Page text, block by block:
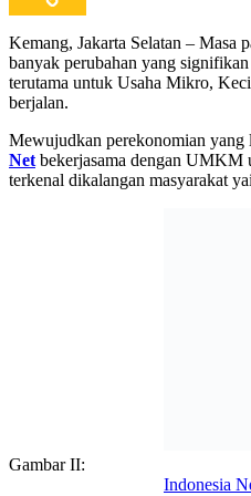
Kemang, Jakarta Selatan – Masa
banyak perubahan yang
terutama untuk Usaha Mikro,
berjalan.
Mewujudkan perekonomian yang
Net bekerjasama dengan UMKM
terkenal dikalangan masyarakat
Gambar II:
Indonesia